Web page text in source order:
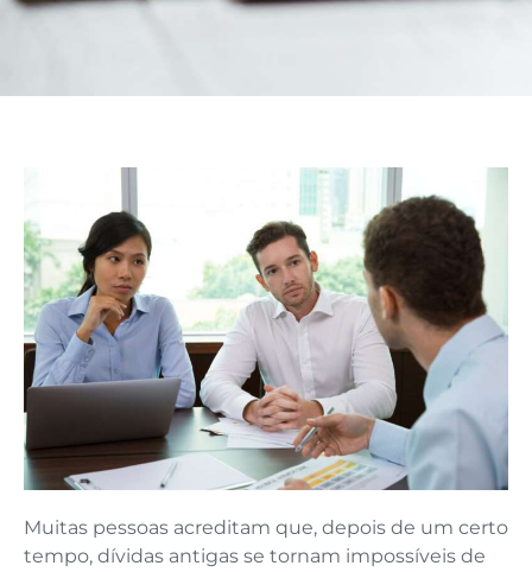
Muitas pessoas acreditam que, depois de um certo
tempo, dívidas antigas se tornam impossíveis de